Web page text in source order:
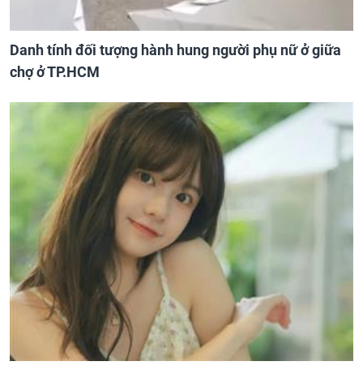
Danh tính đối tượng hành hung người phụ nữ ở giữa
chợ ở TP.HCM